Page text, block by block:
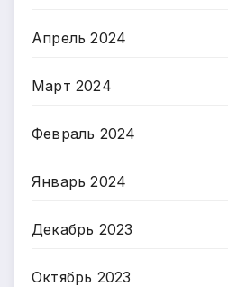
Апрель 2024
Март 2024
Февраль 2024
Январь 2024
Декабрь 2023
Октябрь 2023